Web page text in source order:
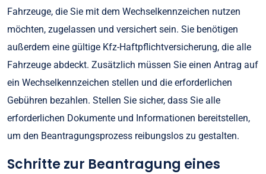
Fahrzeuge, die Sie mit dem Wechselkennzeichen nutzen
möchten, zugelassen und versichert sein. Sie benötigen
außerdem eine gültige Kfz-Haftpflichtversicherung, die alle
Fahrzeuge abdeckt. Zusätzlich müssen Sie einen Antrag auf
ein Wechselkennzeichen stellen und die erforderlichen
Gebühren bezahlen. Stellen Sie sicher, dass Sie alle
erforderlichen Dokumente und Informationen bereitstellen,
um den Beantragungsprozess reibungslos zu gestalten.
Schritte zur Beantragung eines